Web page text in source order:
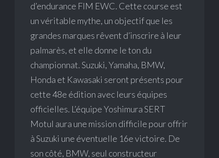
d’endurance FIM EWC. Cette course est
un véritable mythe, un objectif que les
grandes marques rêvent d’inscrire à leur
palmarès, et elle donne le ton du
championnat. Suzuki, Yamaha, BMW,
Honda et Kawasaki seront présents pour
cette 48e édition avec leurs équipes
officielles. L’équipe Yoshimura SERT
Motul aura une mission difficile pour offrir
à Suzuki une éventuelle 16e victoire. De
son côté, BMW, seul constructeur